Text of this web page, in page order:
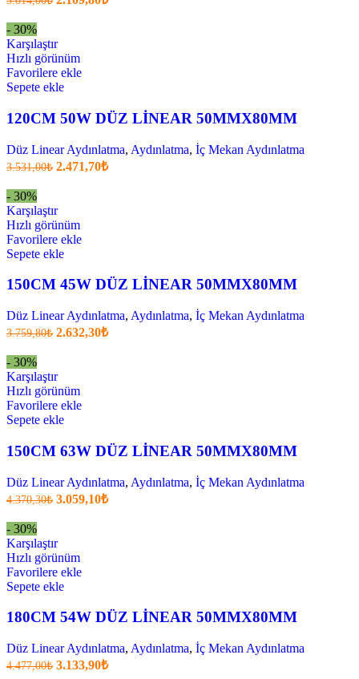
- 30%
Karşılaştır
Hızlı görünüm
Favorilere ekle
Sepete ekle
120CM 50W DÜZ LİNEAR 50MMX80MM
Düz Linear Aydınlatma, Aydınlatma, İç Mekan Aydınlatma
3.531,00₺ Orijinal
2.471,70₺Şu
- 30%
Karşılaştır
Hızlı görünüm
Favorilere ekle
Sepete ekle
150CM 45W DÜZ LİNEAR 50MMX80MM
Düz Linear Aydınlatma, Aydınlatma, İç Mekan Aydınlatma
3.759,80₺ Orijinal
2.632,30₺Şu
- 30%
Karşılaştır
Hızlı görünüm
Favorilere ekle
Sepete ekle
150CM 63W DÜZ LİNEAR 50MMX80MM
Düz Linear Aydınlatma, Aydınlatma, İç Mekan Aydınlatma
4.370,30₺ Orijinal
3.059,10₺Şu
- 30%
Karşılaştır
Hızlı görünüm
Favorilere ekle
Sepete ekle
180CM 54W DÜZ LİNEAR 50MMX80MM
Düz Linear Aydınlatma, Aydınlatma, İç Mekan Aydınlatma
4.477,00₺ Orijinal
3.133,90₺Şu